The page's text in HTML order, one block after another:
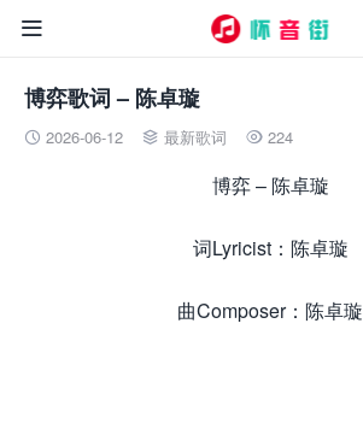

博弈歌词 – 陈卓璇
 2026-06-12  最新歌词  224
博弈 – 陈卓璇
词Lyricist：陈卓璇
曲Composer：陈卓璇